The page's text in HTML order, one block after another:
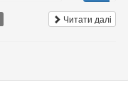
Читати далі